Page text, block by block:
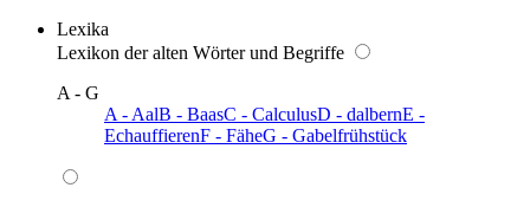
Lexika
Lexikon der alten Wörter und Begriffe
A - G
A - AalB - BaasC - CalculusD - dalbernE -
EchauffierenF - FäheG - Gabelfrühstück